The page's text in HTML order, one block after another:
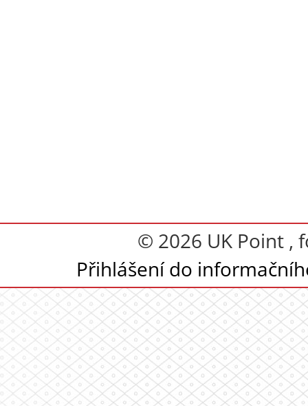
© 2026 UK Point ,
Přihlášení do